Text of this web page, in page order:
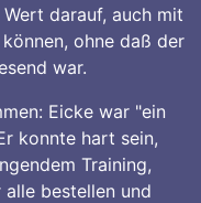
darauf, auch mit
ohne daß der
war.
Eicke war "ein
konnte hart sein,
Training,
alle bestellen und